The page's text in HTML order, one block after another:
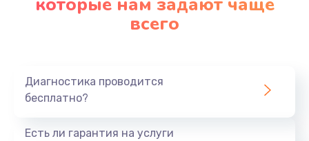
всего
Диагностика проводится
бесплатно?
Есть ли гарантия на услуги